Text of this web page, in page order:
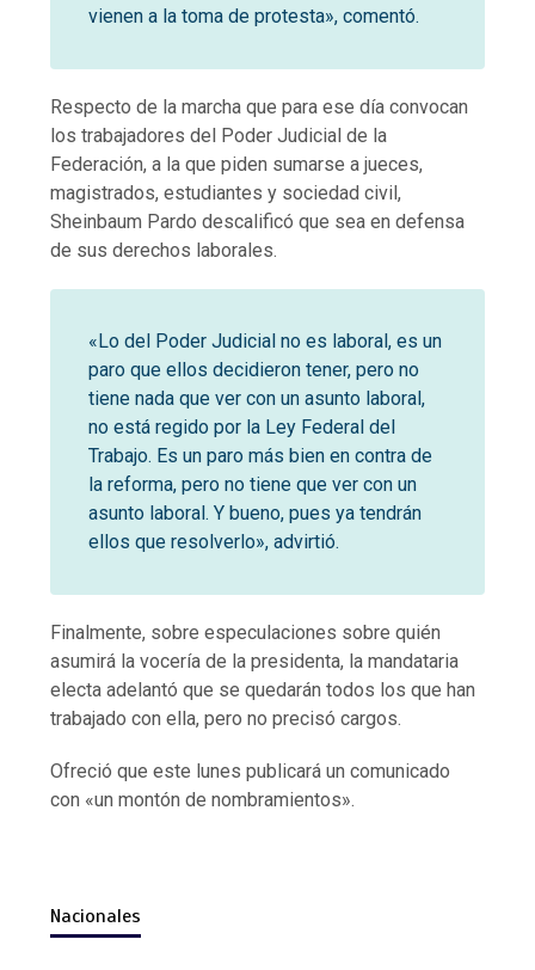
vienen a la toma de protesta», comentó.
Respecto de la marcha que para ese día convocan
los trabajadores del Poder Judicial de la
Federación, a la que piden sumarse a jueces,
magistrados, estudiantes y sociedad civil,
Sheinbaum Pardo descalificó que sea en defensa
de sus derechos laborales.
«Lo del Poder Judicial no es laboral, es un
paro que ellos decidieron tener, pero no
tiene nada que ver con un asunto laboral,
no está regido por la Ley Federal del
Trabajo. Es un paro más bien en contra de
la reforma, pero no tiene que ver con un
asunto laboral. Y bueno, pues ya tendrán
ellos que resolverlo», advirtió.
Finalmente, sobre especulaciones sobre quién
asumirá la vocería de la presidenta, la mandataria
electa adelantó que se quedarán todos los que han
trabajado con ella, pero no precisó cargos.
Ofreció que este lunes publicará un comunicado
con «un montón de nombramientos».
Nacionales